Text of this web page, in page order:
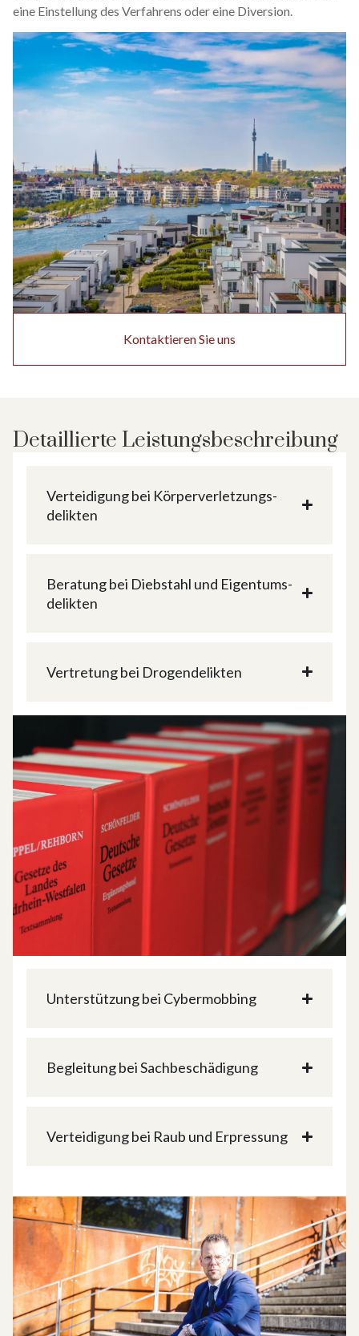
eine Einstellung des Verfahrens oder eine Diversion.
Kontaktieren Sie uns
Detaillierte Leistungsbeschreibung
Verteidigung bei Körper­verletzungs­
delikten
Beratung bei Diebstahl und Eigentums­
delikten
Vertretung bei Drogen­delikten
Unterstützung bei Cyber­mobbing
Begleitung bei Sach­beschädigung
Verteidigung bei Raub und Erpressung